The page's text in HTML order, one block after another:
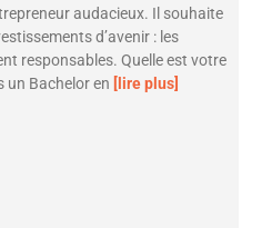
audacieux. Il souhaite
d’avenir : les
responsables. Quelle est votre
Bachelor en [lire plus]